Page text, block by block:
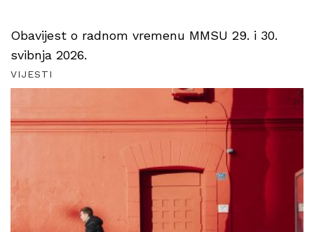
Obavijest o radnom vremenu MMSU 29. i 30.
svibnja 2026.
VIJESTI